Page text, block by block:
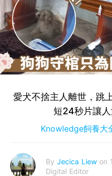
愛犬不捨主人離世，跳
短24秒片讓人
Knowledge飼養大
By Jecica Liew on
Digital Editor